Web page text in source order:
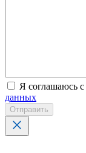
Я соглашаюсь с
данных
Отправить